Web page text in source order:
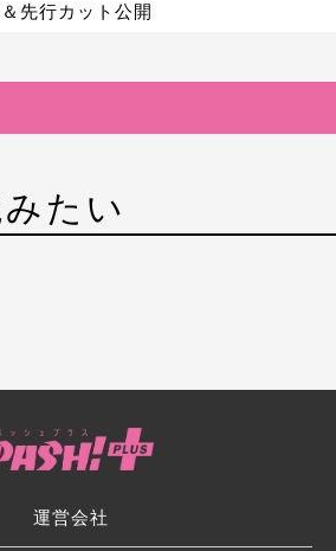
先行カット公開
たい
運営会社